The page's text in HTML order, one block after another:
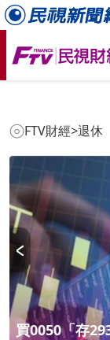
FTV財經>退休
憂退休淪為